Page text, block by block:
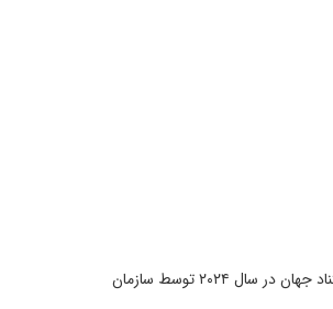
به گزارش روابط عمومی مجتمع آموزش عالی اسفراین، در آخرین رتبه بندی اعلام شده پژوهشگران یک درصد برتر پراستناد جهان در سال ۲۰۲۴ توسط سازمان